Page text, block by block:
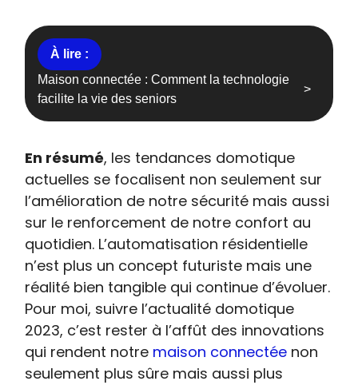
Maison connectée : Comment la technologie
facilite la vie des seniors
En résumé, les tendances domotique
actuelles se focalisent non seulement sur
l’amélioration de notre sécurité mais aussi
sur le renforcement de notre confort au
quotidien. L’automatisation résidentielle
n’est plus un concept futuriste mais une
réalité bien tangible qui continue d’évoluer.
Pour moi, suivre l’actualité domotique
2023, c’est rester à l’affût des innovations
qui rendent notre maison connectée non
seulement plus sûre mais aussi plus